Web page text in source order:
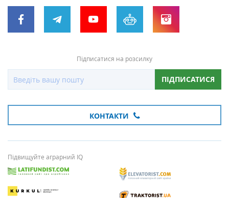
Підписатися на розсилку
ПІДПИСАТИСЯ
КОНТАКТИ
Підвищуйте аграрний IQ